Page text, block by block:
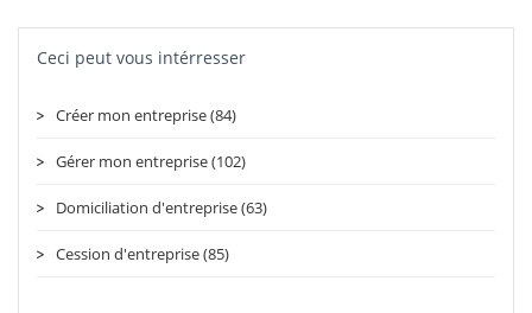
Ceci peut vous intérresser
Créer mon entreprise (84)
Gérer mon entreprise (102)
Domiciliation d'entreprise (63)
Cession d'entreprise (85)